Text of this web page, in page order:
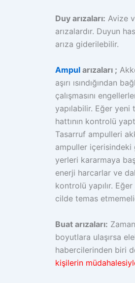
Duy arızaları: Avize
arızalardır. Duyun
arıza giderilebilir.
Ampul arızaları ;
aşırı ısındığından
çalışmasını
yapılabilir. Eğer yeni
hattının kontrolü
Tasarruf ampulleri
ampuller içerisindeki
yerleri kararmaya
enerji harcarlar ve
kontrolü yapılır.
cilde temas
Buat arızaları:
boyutlara ulaşırsa
habercilerinden biri
kişilerin